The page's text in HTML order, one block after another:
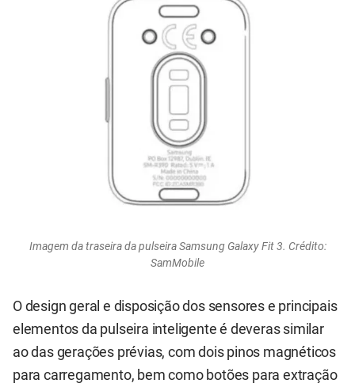
Imagem da traseira da pulseira Samsung Galaxy Fit 3. Crédito:
SamMobile
O design geral e disposição dos sensores e principais
elementos da pulseira inteligente é deveras similar
ao das gerações prévias, com dois pinos magnéticos
para carregamento, bem como botões para extração